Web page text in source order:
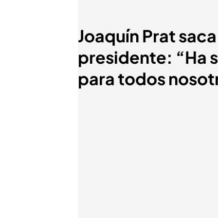
Joaquín Prat
presidente: “Ha
para todos